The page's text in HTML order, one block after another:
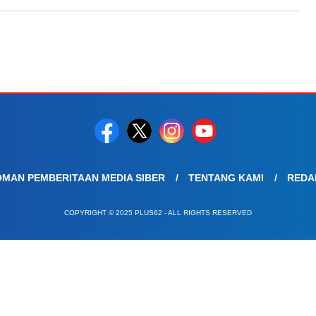
PEMBERITAAN MEDIA SIBER TENTANG KAMI
COPYRIGHT © 2025 PLUS62 - ALL RIGHTS RESERVED